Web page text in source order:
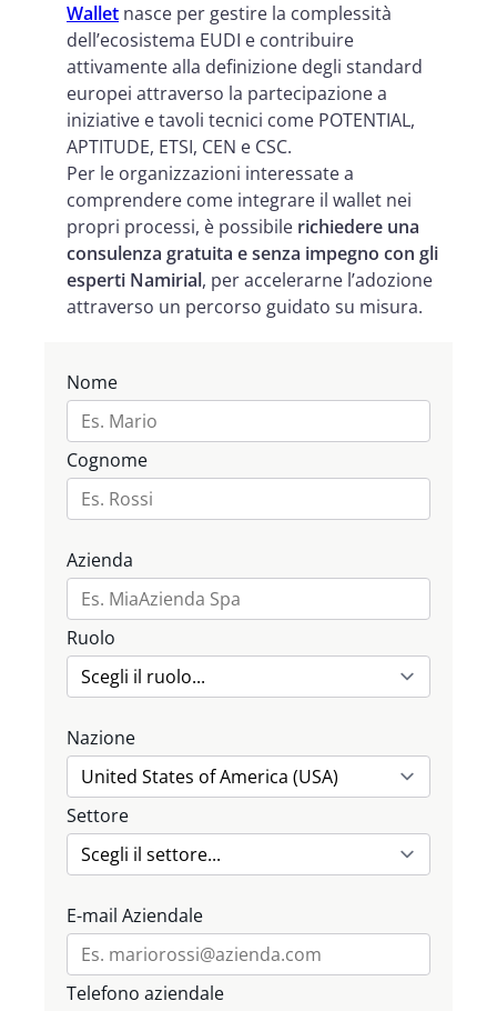
Wallet nasce per gestire la complessità
dell’ecosistema EUDI e contribuire
attivamente alla definizione degli standard
europei attraverso la partecipazione a
iniziative e tavoli tecnici come POTENTIAL,
APTITUDE, ETSI, CEN e CSC.
Per le organizzazioni interessate a
comprendere come integrare il wallet nei
propri processi, è possibile richiedere una
consulenza gratuita e senza impegno con gli
esperti Namirial, per accelerarne l’adozione
attraverso un percorso guidato su misura.
Nome
Cognome
Azienda
Ruolo
Nazione
Settore
E-mail Aziendale
Telefono aziendale